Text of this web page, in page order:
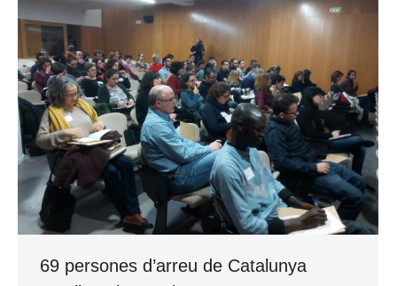
69 persones d’arreu de Catalunya